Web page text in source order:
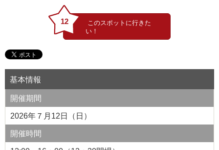
12
基本情報
開催期間
2026年７月12日（日）
開催時間